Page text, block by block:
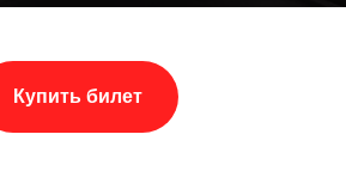
Купить билет